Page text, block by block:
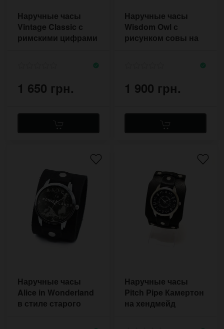
Наручные часы
Vintage Classic с
римскими цифрами
1 650 грн.
Наручные часы
Wisdom Owl с
рисунком совы на
1 900 грн.
Наручные часы
Alice in Wonderland
в стиле старого
Наручные часы
Pitch Pipe Камертон
на хендмейд